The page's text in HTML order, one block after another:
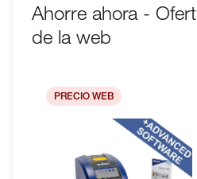
Ahorre ahora -
de la web
PRECIO WEB